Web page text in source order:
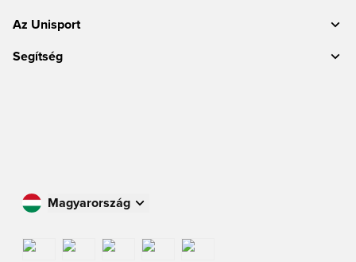
Az Unisport
Segítség
Magyarország